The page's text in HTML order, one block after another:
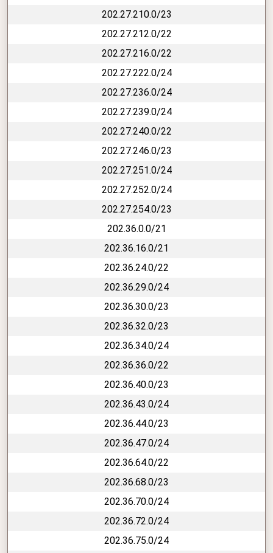
202.27.210.0/23
202.27.212.0/22
202.27.216.0/22
202.27.222.0/24
202.27.236.0/24
202.27.239.0/24
202.27.240.0/22
202.27.246.0/23
202.27.251.0/24
202.27.252.0/24
202.27.254.0/23
202.36.0.0/21
202.36.16.0/21
202.36.24.0/22
202.36.29.0/24
202.36.30.0/23
202.36.32.0/23
202.36.34.0/24
202.36.36.0/22
202.36.40.0/23
202.36.43.0/24
202.36.44.0/23
202.36.47.0/24
202.36.64.0/22
202.36.68.0/23
202.36.70.0/24
202.36.72.0/24
202.36.75.0/24